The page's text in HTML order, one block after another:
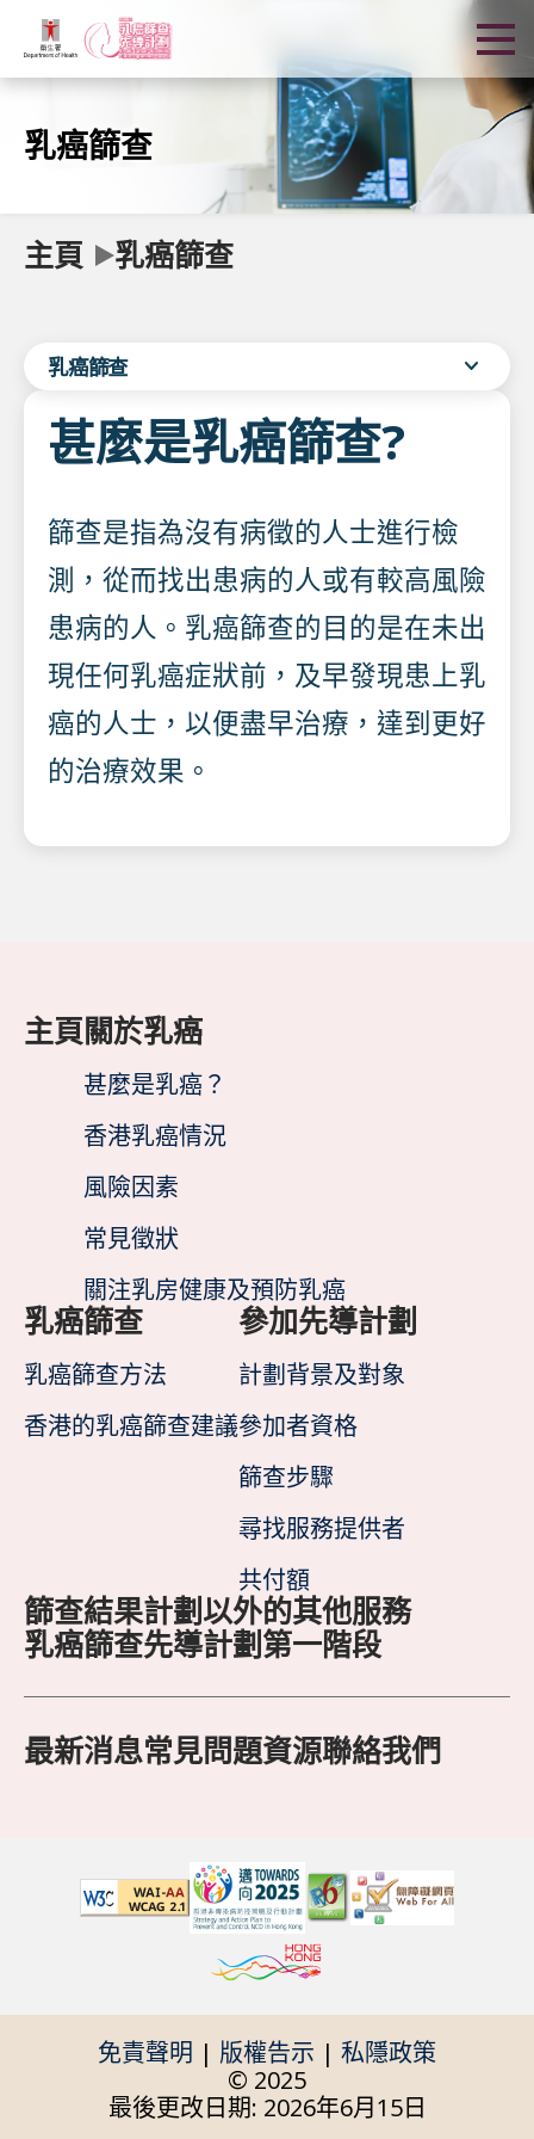
乳癌篩查
主頁 乳癌篩查
乳癌篩查 expand_more
甚麼是乳癌篩查?
篩查是指為沒有病徵的人士進行檢
測，從而找出患病的人或有較高風險
患病的人。乳癌篩查的目的是在未出
現任何乳癌症狀前，及早發現患上乳
癌的人士，以便盡早治療，達到更好
的治療效果。
主頁關於乳癌
甚麼是乳癌？
香港乳癌情況
風險因素
常見徵狀
關注乳房健康及預防乳癌
乳癌篩查
乳癌篩查方法
香港的乳癌篩查建議
參加先導計劃
計劃背景及對象
參加者資格
篩查步驟
尋找服務提供者
共付額
篩查結果計劃以外的其他服務
乳癌篩查先導計劃第一階段
最新消息常見問題資源聯絡我們
免責聲明 | 版權告示 | 私隱政策
© 2025
最後更改日期: 2026年6月15日